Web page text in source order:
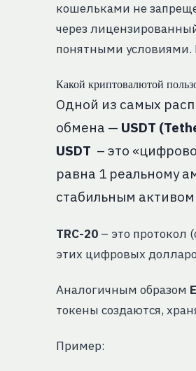
кошельками не
через
понятными условиями.
Какой криптовалютой
Одной из самых
обмена — USDT
USDT – это
равна 1 реальному
стабильным
TRC-20 – это протокол
этих цифровых
Аналогичным образом
токены создаются,
Пример: